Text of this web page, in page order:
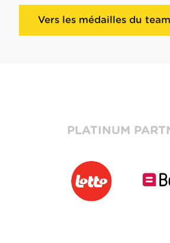
Vers les médailles du
PLATINUM